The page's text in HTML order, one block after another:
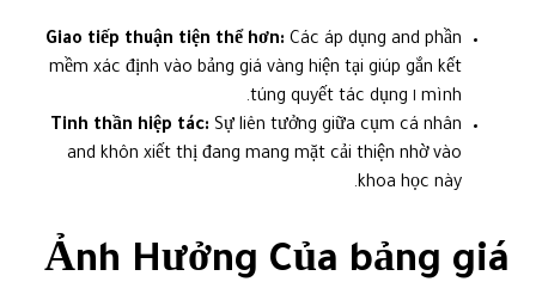
Giao tiếp thuận tiện thể hơn: Các áp dụng and phần
mềm xác định vào bảng giá vàng hiện tại giúp gắn kết
mình ١ túng quyết tác dụng.
Tinh thần hiệp tác: Sự liên tưởng giữa cụm cá nhân
and khôn xiết thị đang mang mặt cải thiện nhờ vào
khoa học này.
Ảnh Hưởng Của bảng giá